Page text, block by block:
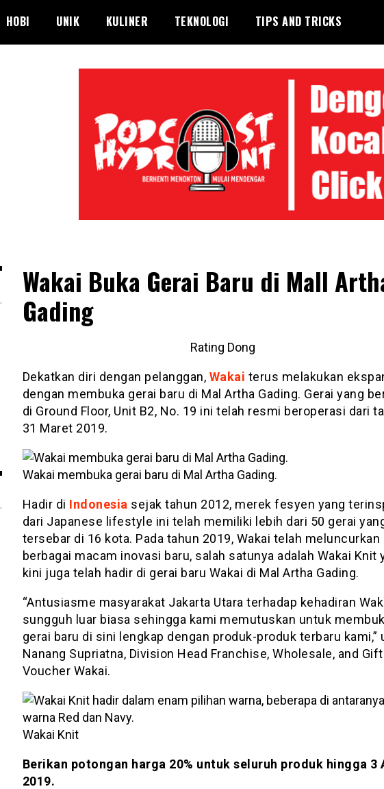
HOBI UNIK KULINER TEKNOLOGI TIPS AND TRICKS
Wakai Buka Gerai Baru di Mall
Gading
Rating Dong
Dekatkan diri dengan pelanggan, Wakai terus melakukan
dengan membuka gerai baru di Mal Artha Gading. Gerai yang
di Ground Floor, Unit B2, No. 19 ini telah resmi beroperasi dari
31 Maret 2019.
Wakai membuka gerai baru di Mal Artha Gading.
Hadir di Indonesia sejak tahun 2012, merek fesyen yang
dari Japanese lifestyle ini telah memiliki lebih dari 50 gerai
tersebar di 16 kota. Pada tahun 2019, Wakai telah meluncurkan
berbagai macam inovasi baru, salah satunya adalah Wakai Knit
kini juga telah hadir di gerai baru Wakai di Mal Artha Gading.
“Antusiasme masyarakat Jakarta Utara terhadap kehadiran
sungguh luar biasa sehingga kami memutuskan untuk
gerai baru di sini lengkap dengan produk-produk terbaru kami,”
Nanang Supriatna, Division Head Franchise, Wholesale, and Gift
Voucher Wakai.
Wakai Knit
Berikan potongan harga 20% untuk seluruh produk hingga 3
2019.